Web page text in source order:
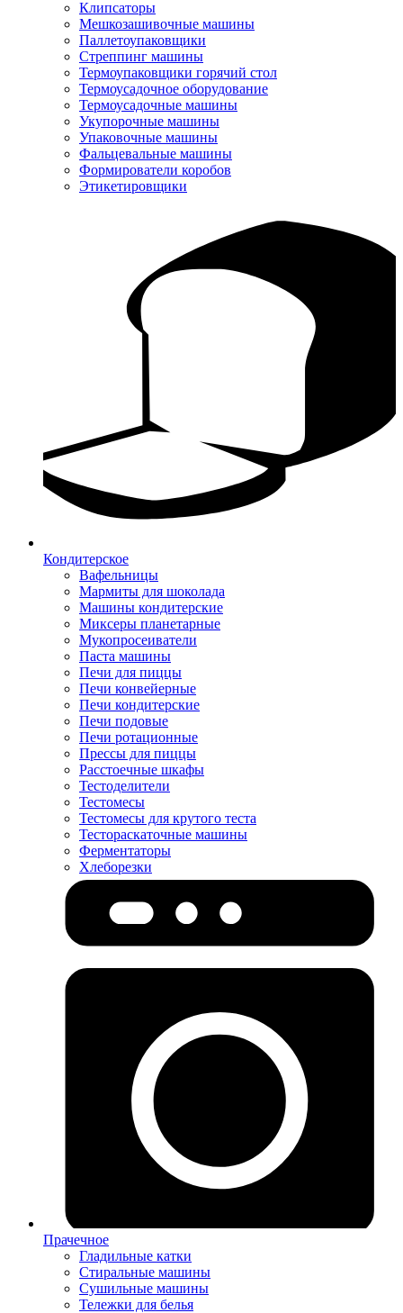
Клипсаторы
Мешкозашивочные машины
Паллетоупаковщики
Стреппинг машины
Термоупаковщики горячий стол
Термоусадочное оборудование
Термоусадочные машины
Укупорочные машины
Упаковочные машины
Фальцевальные машины
Формирователи коробов
Этикетировщики
Кондитерское
Вафельницы
Мармиты для шоколада
Машины кондитерские
Миксеры планетарные
Мукопросеиватели
Паста машины
Печи для пиццы
Печи конвейерные
Печи кондитерские
Печи подовые
Печи ротационные
Прессы для пиццы
Расстоечные шкафы
Тестоделители
Тестомесы
Тестомесы для крутого теста
Тестораскаточные машины
Ферментаторы
Хлеборезки
Прачечное
Гладильные катки
Стиральные машины
Сушильные машины
Тележки для белья